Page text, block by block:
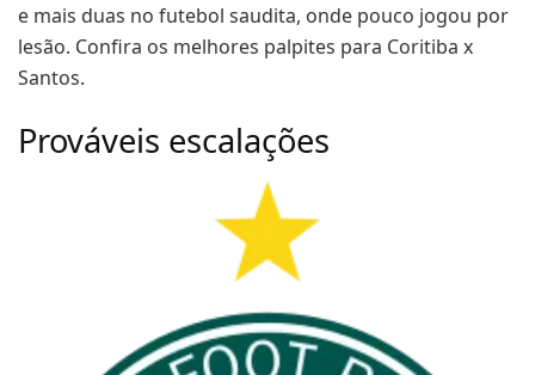
e mais duas no futebol saudita, onde pouco jogou por
lesão. Confira os melhores palpites para Coritiba x
Santos.
Prováveis escalações